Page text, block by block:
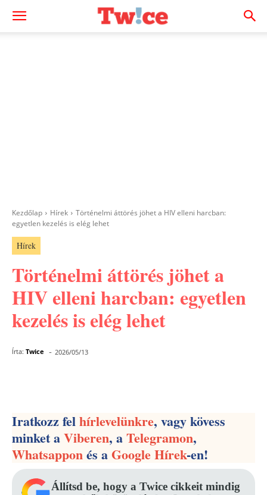
Kezdőlap Hírek
Történelmi áttörés jöhet a HIV elleni harcban:
egyetlen kezelés is elég lehet
Hírek
Történelmi áttörés jöhet a
HIV elleni harcban: egyetlen
kezelés is elég lehet
Írta: Twice - 2026/05/13
Iratkozz felhírlevelünkre, vagy kövess
minket aViberen, aTelegramon,
Whatsapponés aGoogle Hírek-en!
Állítsd be, hogy a Twice cikkeit mindig